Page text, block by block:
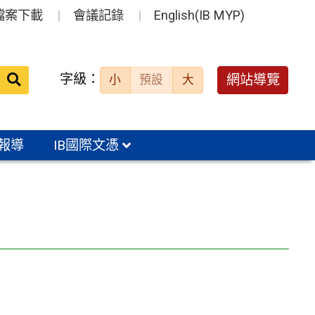
案下載 會議記錄 English(IB MYP)
送出 字級： 小 預設 大 網站導覽
導 IB國際文憑